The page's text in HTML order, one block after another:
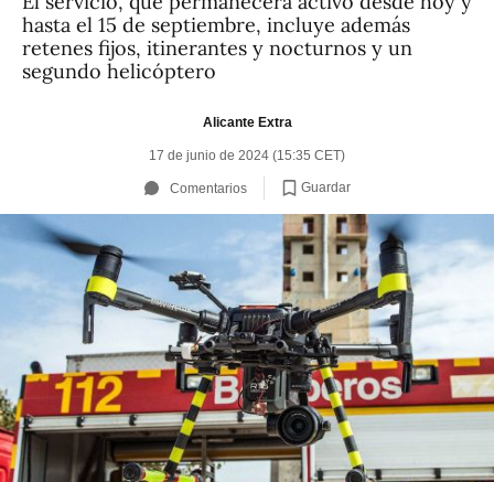
hasta el 15 de septiembre, incluye además
retenes fijos, itinerantes y nocturnos y un
segundo helicóptero
Alicante Extra
17 de junio de 2024 (15:35 CET)
Comentarios Guardar